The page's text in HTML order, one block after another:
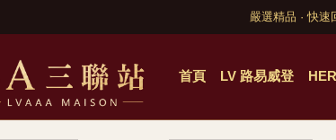
嚴選精品 · 快速
首頁 LV 路易威登